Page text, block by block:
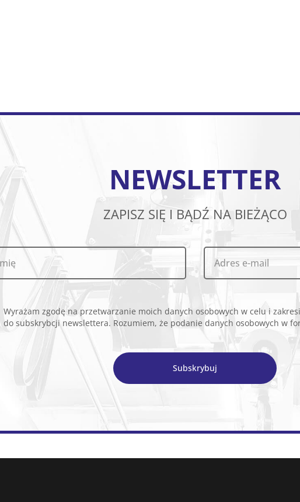
NEWSLETTER
ZAPISZ SIĘ I BĄDŹ NA BIEŻĄCO
Wy­ra­żam zgodę na prze­twa­rza­nie moich da­nych oso­bo­wych w celu i
do sub­skryb­cji new­slet­te­ra. Ro­zu­miem, że po­da­nie da­nych oso­bo­wych w
Subskrybuj